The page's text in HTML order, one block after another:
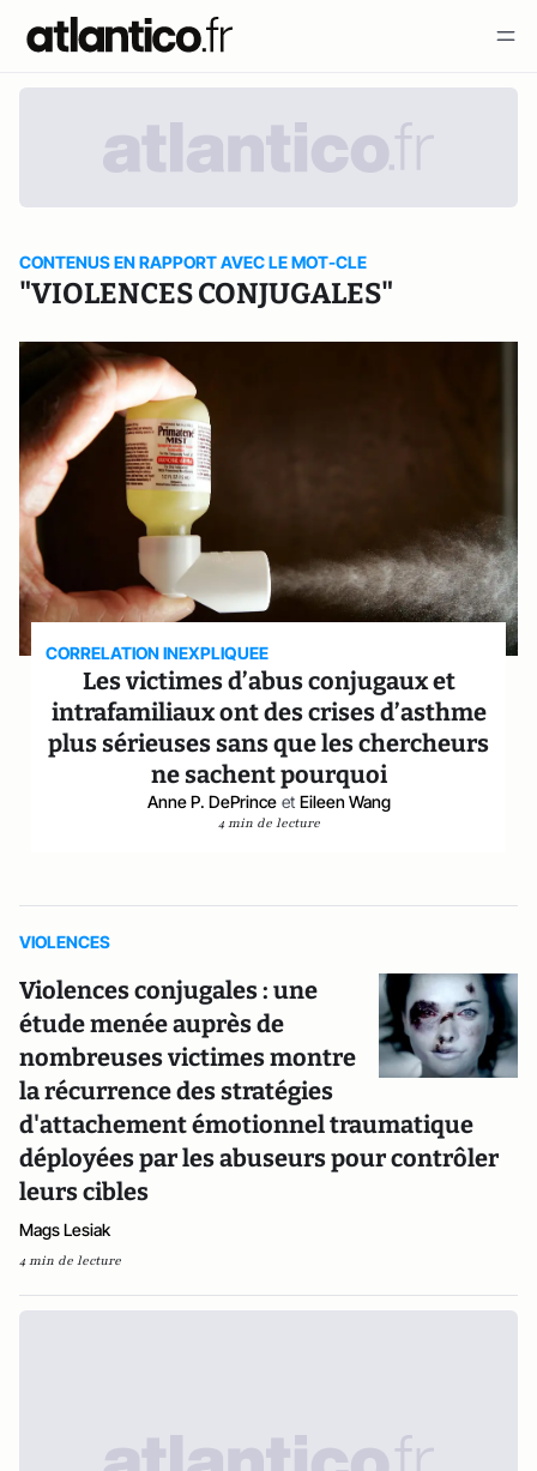
CONTENUS EN RAPPORT AVEC LE MOT-CLE
"VIOLENCES CONJUGALES"
CORRELATION INEXPLIQUEE
Les victimes d’abus conjugaux et
intrafamiliaux ont des crises d’asthme
plus sérieuses sans que les chercheurs
ne sachent pourquoi
Anne P. DePrince et Eileen Wang
4 min de lecture
VIOLENCES
Violences conjugales : une
étude menée auprès de
nombreuses victimes montre
la récurrence des stratégies
d'attachement émotionnel traumatique
déployées par les abuseurs pour contrôler
leurs cibles
Mags Lesiak
4 min de lecture